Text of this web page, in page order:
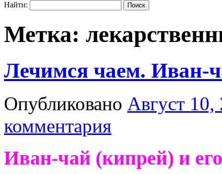
Найти:
Метка:
Лечимся чаем. Иван-
Опубликовано Август 10,
комментария
Иван-чай (кипрей) и